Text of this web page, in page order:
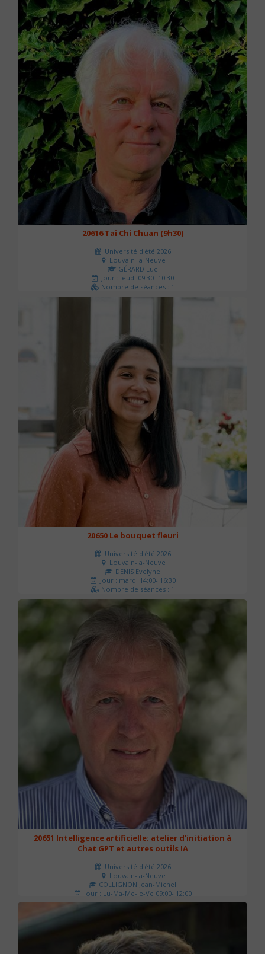
20616 Tai Chi Chuan (9h30)
Université d'été 2026
Louvain-la-Neuve
GÉRARD Luc
Jour : jeudi 09:30- 10:30
Nombre de séances : 1
20650 Le bouquet fleuri
Université d'été 2026
Louvain-la-Neuve
DENIS Evelyne
Jour : mardi 14:00- 16:30
Nombre de séances : 1
60 €
20651 Intelligence artificielle: atelier d'initiation à
Chat GPT et autres outils IA
Université d'été 2026
Louvain-la-Neuve
COLLIGNON Jean-Michel
Jour : Lu-Ma-Me-Je-Ve 09:00- 12:00
Nombre de séances : 2